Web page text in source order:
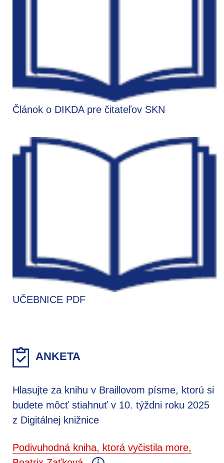
Článok o DIKDA pre čitateľov SKN
UČEBNICE PDF
ANKETA
Hlasujte za knihu v Braillovom písme, ktorú si
budete môcť stiahnuť v 10. týždni roku 2025
z Digitálnej knižnice
Podivuhodná kniha, ktorá vyčistila more,